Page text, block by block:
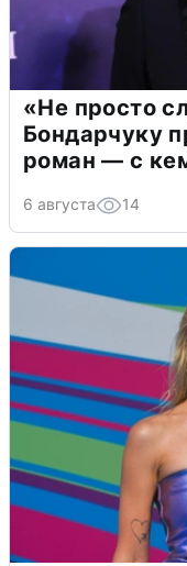
«Не просто
Бондарчуку
роман — с
6 августа 14